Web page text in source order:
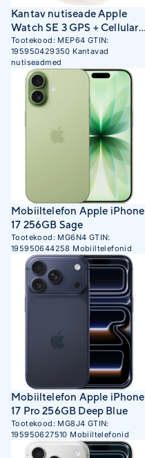
Kantav nutiseade Apple
Watch SE 3 GPS + Cellular
40mm Starlight Aluminum
Case with Starlight Sport
Band - S/M
Tootekood: MEP64 GTIN:
195950429350 Kantavad
nutiseadmed
Mobiiltelefon Apple iPhone
17 256GB Sage
Tootekood: MG6N4 GTIN:
195950644258 Mobiiltelefonid
Mobiiltelefon Apple iPhone
17 Pro 256GB Deep Blue
Tootekood: MG8J4 GTIN:
195950627510 Mobiiltelefonid